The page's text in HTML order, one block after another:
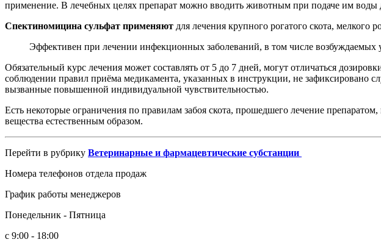
применение. В лечебных целях препарат можно вводить животным при подаче им воды
Спектиномицина сульфат применяют для лечения крупного рогатого скота,
Эффективен при лечении инфекционных заболеваний, в том числе
Обязательный курс лечения может составлять от 5 до 7 дней, могут отличаться
соблюдении правил приёма медикамента, указанных в инструкции, не зафиксировано
вызванные повышенной индивидуальной чувствительностью.
Есть некоторые ограничения по правилам забоя скота, прошедшего лечение
вещества естественным образом.
Перейти в рубрику Ветеринарные и фармацевтические субстанции
Номера телефонов отдела продаж
График работы менеджеров
Понедельник - Пятница
с 9:00 - 18:00